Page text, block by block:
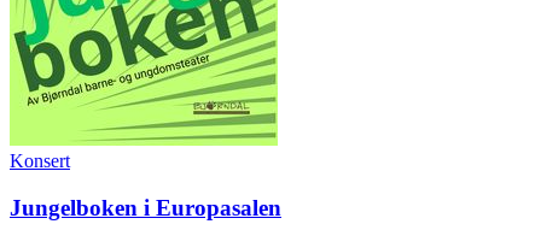
Konsert
Jungelboken i Europasalen